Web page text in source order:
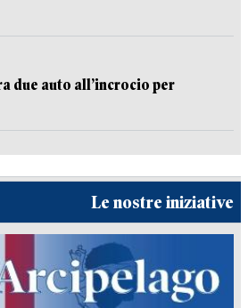
due auto all’incrocio per
Le nostre iniziative